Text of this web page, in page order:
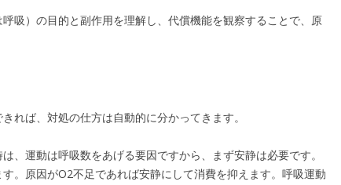
吸）の目的と副作用を理解し、代償機能を観察することで、原
れば、対処の仕方は自動的に分かってきます。
、運動は呼吸数をあげる要因ですから、まず安静は必要です。
。原因がO2不足であれば安静にして消費を抑えます。呼吸運動